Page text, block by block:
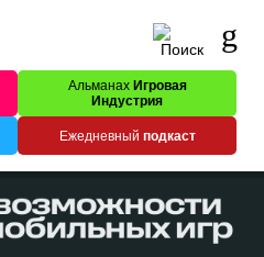
Альманах Игровая
Индустрия
Ежедневный подкаст